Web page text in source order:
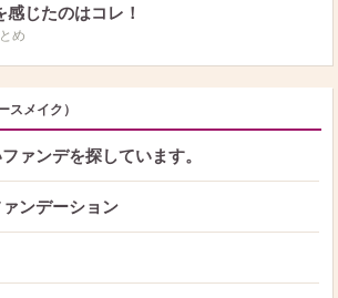
感じたのはコレ！
め
スメイク）
ァンデを探しています。
ンデーション